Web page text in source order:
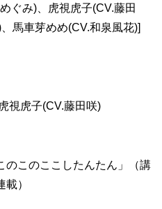
ぐみ)、虎視虎子(CV.藤田
馬車芽めめ(CV.和泉風花)]
視虎子(CV.藤田咲)
のこのここしたんたん」（講
）